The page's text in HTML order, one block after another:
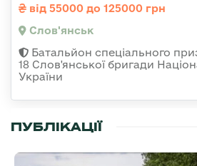
від 55000 до 125000 грн
Слов'янськ
Батальйон спеціального
18 Слов'янської бригади
України
ПУБЛІКАЦІЇ